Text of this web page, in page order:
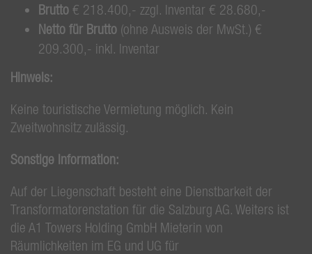
Brutto € 218.400,- zzgl. Inventar € 28.680,-
Netto für Brutto (ohne Ausweis der MwSt.) €
209.300,- inkl. Inventar
Hinweis:
Keine touristische Vermietung möglich. Kein
Zweitwohnsitz zulässig.
Sonstige Information:
Auf der Liegenschaft besteht eine Dienstbarkeit der
Transformatorenstation für die Salzburg AG. Weiters ist
die A1 Towers Holding GmbH Mieterin von
Räumlichkeiten im EG und UG für